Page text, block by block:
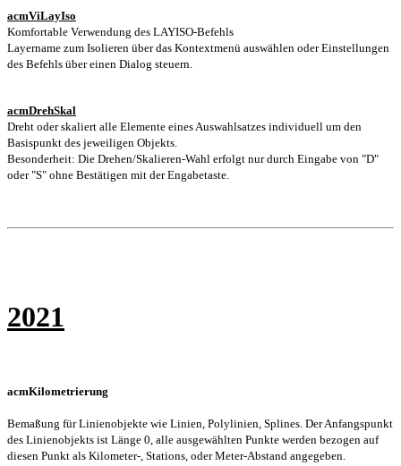
acmViLayIso
Komfortable Verwendung des LAYISO-Befehls
Layername zum Isolieren über das Kontextmenü auswählen oder Einstellungen
des Befehls über einen Dialog steuern.
acmDrehSkal
Dreht oder skaliert alle Elemente eines Auswahlsatzes individuell um den
Basispunkt des jeweiligen Objekts.
Besonderheit: Die Drehen/Skalieren-Wahl erfolgt nur durch Eingabe von "D"
oder "S" ohne Bestätigen mit der Engabetaste.
2021
acmKilometrierung
Bemaßung für Linienobjekte wie Linien, Polylinien, Splines. Der Anfangspunkt
des Linienobjekts ist Länge 0, alle ausgewählten Punkte werden bezogen auf
diesen Punkt als Kilometer-, Stations, oder Meter-Abstand angegeben.